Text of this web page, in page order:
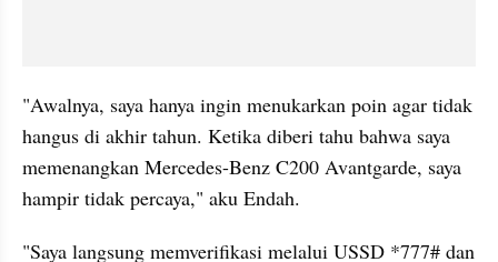
"Awalnya, saya hanya ingin menukarkan poin agar tidak
hangus di akhir tahun. Ketika diberi tahu bahwa saya
memenangkan Mercedes-Benz C200 Avantgarde, saya
hampir tidak percaya," aku Endah.
"Saya langsung memverifikasi melalui USSD *777# dan